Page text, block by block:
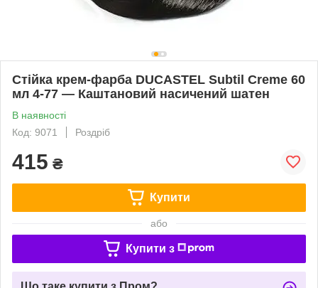
Стійка крем-фарба DUCASTEL Subtil Creme 60
мл 4-77 — Каштановий насичений шатен
В наявності
Код: 9071
Роздріб
415 ₴
Купити
або
Купити з